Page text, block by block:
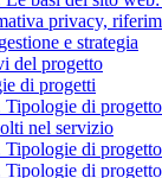
privacy,
e strategia
del progetto
di progetti
Tipologie di
nel servizio
Tipologie di
Tipologie di